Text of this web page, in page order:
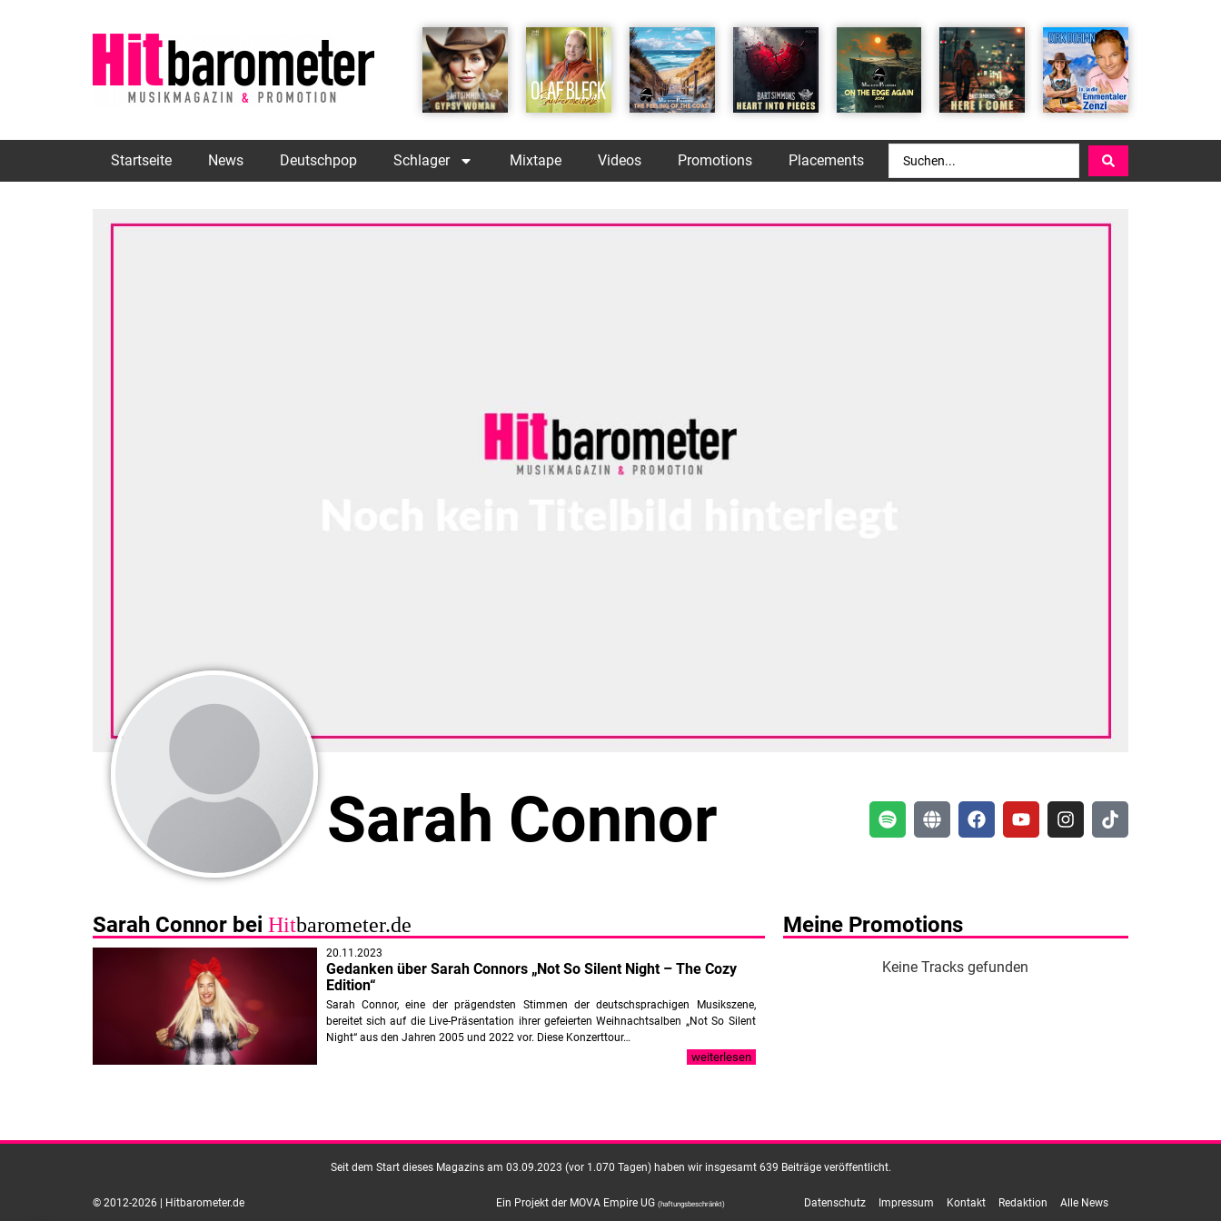
Startseite News Deutschpop Schlager Mixtape Videos Promotions Placements
Sarah Connor
Sarah Connor bei Hitbarometer.de
20.11.2023
Gedanken über Sarah Connors „Not So Silent Night – The Cozy
Edition“
Sarah Connor, eine der prägendsten Stimmen der deutschsprachigen Musikszene,
bereitet sich auf die Live-Präsentation ihrer gefeierten Weihnachtsalben „Not So Silent
Night“ aus den Jahren 2005 und 2022 vor. Diese Konzerttour…
weiterlesen
Meine Promotions
Keine Tracks gefunden
Seit dem Start dieses Magazins am 03.09.2023 (vor 1.070 Tagen) haben wir insgesamt 639 Beiträge veröffentlicht.
© 2012-2026 | Hitbarometer.de Ein Projekt der MOVA Empire UG (haftungsbeschränkt) Datenschutz Impressum Kontakt Redaktion Alle News